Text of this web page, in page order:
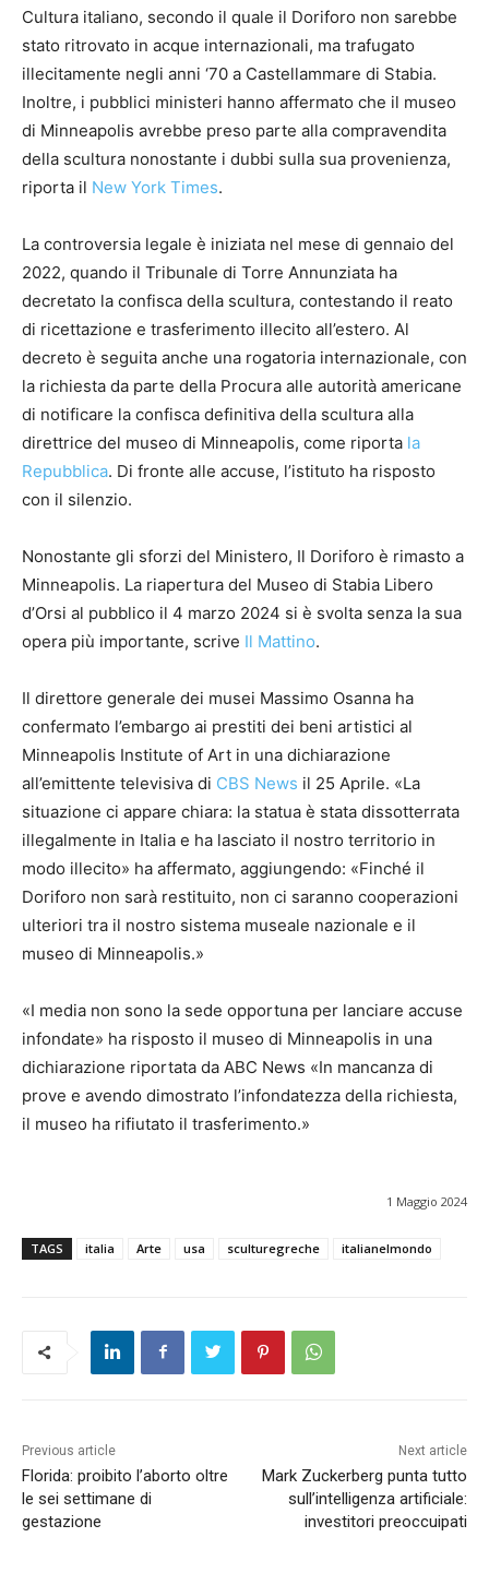
Cultura italiano, secondo il quale il Doriforo non sarebbe
stato ritrovato in acque internazionali, ma trafugato
illecitamente negli anni ‘70 a Castellammare di Stabia.
Inoltre, i pubblici ministeri hanno affermato che il museo
di Minneapolis avrebbe preso parte alla compravendita
della scultura nonostante i dubbi sulla sua provenienza,
riporta il New York Times.
La controversia legale è iniziata nel mese di gennaio del
2022, quando il Tribunale di Torre Annunziata ha
decretato la confisca della scultura, contestando il reato
di ricettazione e trasferimento illecito all’estero. Al
decreto è seguita anche una rogatoria internazionale, con
la richiesta da parte della Procura alle autorità americane
di notificare la confisca definitiva della scultura alla
direttrice del museo di Minneapolis, come riporta la
Repubblica. Di fronte alle accuse, l’istituto ha risposto
con il silenzio.
Nonostante gli sforzi del Ministero, Il Doriforo è rimasto a
Minneapolis. La riapertura del Museo di Stabia Libero
d’Orsi al pubblico il 4 marzo 2024 si è svolta senza la sua
opera più importante, scrive Il Mattino.
Il direttore generale dei musei Massimo Osanna ha
confermato l’embargo ai prestiti dei beni artistici al
Minneapolis Institute of Art in una dichiarazione
all’emittente televisiva di CBS News il 25 Aprile. «La
situazione ci appare chiara: la statua è stata dissotterrata
illegalmente in Italia e ha lasciato il nostro territorio in
modo illecito» ha affermato, aggiungendo: «Finché il
Doriforo non sarà restituito, non ci saranno cooperazioni
ulteriori tra il nostro sistema museale nazionale e il
museo di Minneapolis.»
«I media non sono la sede opportuna per lanciare accuse
infondate» ha risposto il museo di Minneapolis in una
dichiarazione riportata da ABC News «In mancanza di
prove e avendo dimostrato l’infondatezza della richiesta,
il museo ha rifiutato il trasferimento.»
1 Maggio 2024
TAGS italia Arte usa sculturegreche italianelmondo
Previous article
Florida: proibito l’aborto oltre
le sei settimane di
gestazione
Next article
Mark Zuckerberg punta tutto
sull’intelligenza artificiale:
investitori preoccuipati